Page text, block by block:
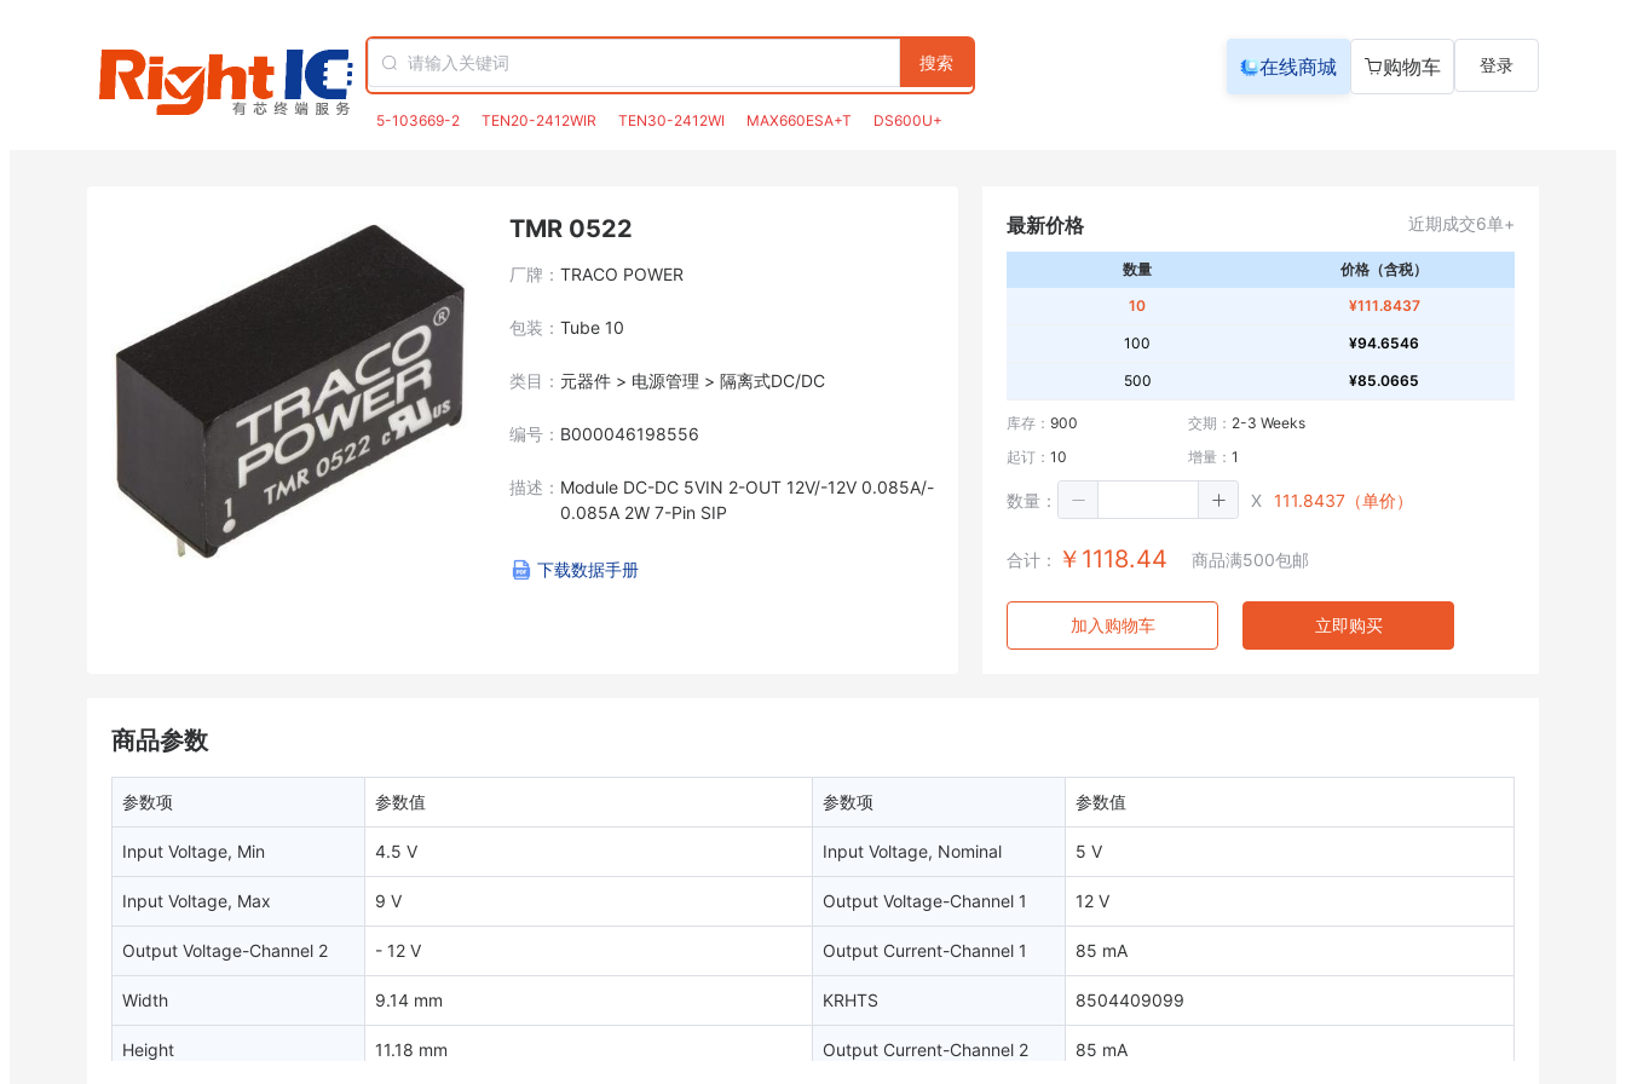
搜索
5-103669-2 TEN20-2412WIR TEN30-2412WI MAX660ESA+T DS600U+
在线商城 购物车 登录
TMR 0522
厂牌： TRACO POWER
包装： Tube 10
类目： 元器件 > 电源管理 > 隔离式DC/DC
编号： B000046198556
描述： Module DC-DC 5VIN 2-OUT 12V/-12V 0.085A/-
0.085A 2W 7-Pin SIP
下载数据手册
最新价格 近期成交6单+
数量
价格（含税）
10
¥111.8437
100 ¥94.6546
500 ¥85.0665
库存： 900 交期： 2-3 Weeks
起订： 10 增量： 1
数量： X 111.8437（单价）
合计： ￥1118.44 商品满500包邮
加入购物车 立即购买
商品参数
参数项 参数值 参数项 参数值
Input Voltage, Min 4.5 V Input Voltage, Nominal 5 V
Input Voltage, Max 9 V Output Voltage-Channel 1 12 V
Output Voltage-Channel 2 - 12 V Output Current-Channel 1 85 mA
Width 9.14 mm KRHTS 8504409099
Height 11.18 mm Output Current-Channel 2 85 mA